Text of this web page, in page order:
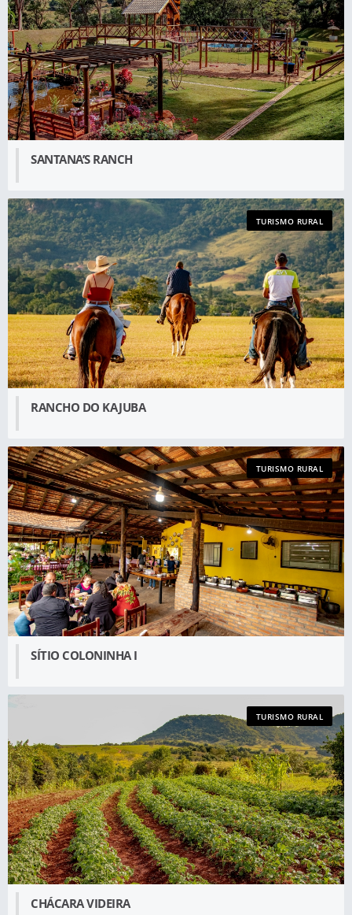
SANTANA’S RANCH
RANCHO DO KAJUBA
TURISMO RURAL
SÍTIO COLONINHA I
TURISMO RURAL
CHÁCARA VIDEIRA
TURISMO RURAL